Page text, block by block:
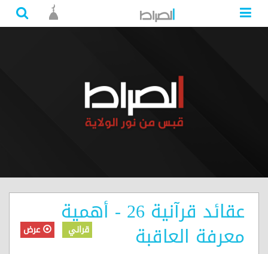
عقائد قرآنية 26 - أهمية
معرفة العاقبة قراني عرض